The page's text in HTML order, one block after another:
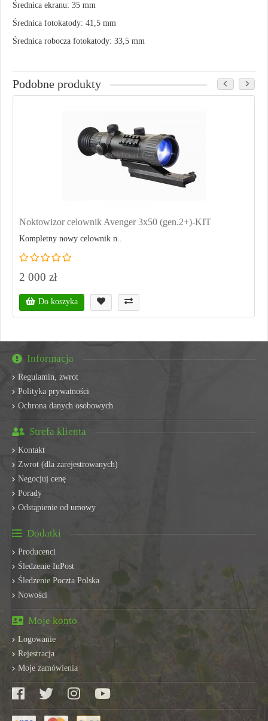
Średnica ekranu: 35 mm
Średnica fotokatody: 41,5 mm
Średnica robocza fotokatody: 33,5 mm
Podobne produkty
Noktowizor celownik Avenger 3x50 (gen.2+)-KIT
Kompletny nowy celownik n..
2 000 zł
Do koszyka
Informacja
Regulamin, zwrot
Polityka prywatności
Ochrona danych osobowych
Strefa klienta
Kontakt
Zwrot (dla zarejestrowanych)
Negocjuj cenę
Porady
Odstąpienie od umowy
Dodatki
Producenci
Śledzenie InPost
Śledzenie Poczta Polska
Nowości
Moje konto
Logowanie
Rejestracja
Moje zamówienia